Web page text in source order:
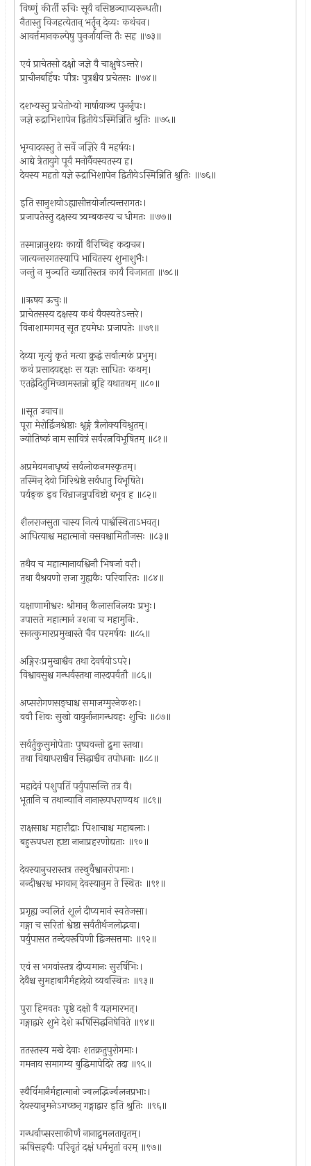
विष्णुं कीर्ती रुचिः सूर्यं वसिष्ठञ्चाप्यरून्धती।
नैतास्तु विजहत्येतान् भर्तॄन् देव्यः कथंचन।
आवर्त्तमानकल्पेषु पुनर्जायन्ति तैः सह ॥७३॥
एवं प्राचेतसो दक्षो जज्ञे वै चाक्षुषेऽन्तरे।
प्राचीनबर्हिषः पौत्रः पुत्रश्चैव प्रचेतसः ॥७४॥
दशभ्यस्तु प्रचेतोभ्यो मार्षायाञ्च पुनर्नृपः।
जज्ञे रुद्राभिशापेन द्वितीयेऽस्मिन्निति श्रुतिः ॥७५॥
भृग्वादयस्तु ते सर्वे जज्ञिरे वै महर्षयः।
आद्ये त्रेतायुगे पूर्वं मनोर्वैवस्वतस्य ह।
देवस्य महतो यज्ञे रुद्राभिशापेन द्वितीयेऽस्मिन्निति श्रुतिः ॥७६॥
इति सानुशयोऽह्यासीत्तयोर्जात्यन्तरागतः।
प्रजापतेस्तु दक्षस्य त्र्यम्बकस्य च धीमतः ॥७७॥
तस्मान्नानुशयः कार्यो वैरिष्विह कदाचन।
जात्यन्तरगतस्यापि भावितस्य शुभाशुभैः।
जन्तुं न मुञ्चति ख्यातिस्तत्र कार्यं विजानता ॥७८॥
॥ऋषय ऊचुः॥
प्राचेतसस्य दक्षस्य कथं वैवस्वतेऽन्तरे।
विनाशामगमत् सूत हयमेधः प्रजापतेः ॥७९॥
देव्या मृत्युं कृतं मत्वा क्रुद्धं सर्वात्मकं प्रभुम्।
कथं प्रसादयद्दक्षः स यज्ञः साधितः कथम्।
एतद्वेदितुमिच्छामस्तन्नो ब्रूहि यथातथम् ॥८०॥
॥सूत उवाच॥
पूरा मेरोर्द्विजश्रेष्ठाः श्रृङ्गं त्रैलोक्यविश्रुतम्।
ज्योतिष्कं नाम सावित्रं सर्वरत्नविभूषितम् ॥८१॥
अप्रमेयमनाधृष्यं सर्वलोकनमस्कृतम्।
तस्मिन् देवो गिरिश्रेष्ठे सर्वधातु विभूषिते।
पर्यङ्क इव विभ्राजन्नुपविष्टो बभूव ह ॥८२॥
शैलराजसुता चास्य नित्यं पार्श्वस्थिताऽभवत्।
आधित्याश्च महात्मानो वसवश्चामितौजसः ॥८३॥
तथैव च महात्मानावश्विनौ भिषजां वरौ।
तथा वैश्रवणो राजा गुह्यकैः परिवारितः ॥८४॥
यक्षाणामीश्वरः श्रीमान् कैलासनिलयः प्रभुः।
उपासते महात्मानं उशना च महामुनिः.
सनत्कुमारप्रमुखास्ते चैव परमर्षयः ॥८५॥
अङ्गिरःप्रमुखाश्चैव तथा देवर्षयोऽपरे।
विश्वावसुश्च गन्धर्वस्तथा नारदपर्वतौ ॥८६॥
अप्सरोगणसङ्घाश्च समाजग्मुरनेकशः।
ववौ शिवः सुखो वायुर्नानागन्धवहः शुचिः ॥८७॥
सर्वर्तुकुसुमोपेताः पुष्पवन्तो द्रुमा स्तथा।
तथा विद्याधराश्चैव सिद्धाश्चैव तपोधनाः ॥८८॥
महादेवं पशुपतिं पर्युपासन्ति तत्र वै।
भूतानि च तथान्यानि नानारूपधराण्यथ ॥८९॥
राक्षसाश्च महारौद्राः पिशाचाश्च महाबलाः।
बहुरूपधरा हृष्टा नानाप्रहरणोद्यताः ॥९०॥
देवस्यानुचरास्तत्र तस्थुर्वैश्वानरोपमाः।
नन्दीश्वरश्च भगवान् देवस्यानुम ते स्थितः ॥९१॥
प्रगृह्य ज्वलितं शूलं दीप्यमानं स्वतेजसा।
गङ्गा च सरितां श्वेष्ठा सर्वतीर्थजलोद्भवा।
पर्युपासत तन्देवरूपिणी द्विजसत्तमाः ॥९२॥
एवं स भगवांस्तत्र दीप्यमानः सुरर्षिभिः।
देवैश्च सुमहाबागैर्महादेवो व्यवस्थितः ॥९३॥
पुरा हिमवतः पृष्ठे दक्षो वै यज्ञमारभत्।
गङ्गाद्वारे शुभे देशे ऋषिसिद्धनिषेविते ॥९४॥
ततस्तस्य मखे देवाः शतक्रतुपुरोगमाः।
गमनाय समागम्य बुद्धिमापेदिरे तदा ॥९५॥
स्वैर्विमानैर्महात्मानो ज्वलद्भिर्ज्वलनप्रभाः।
देवस्यानुमनेऽगच्छन् गङ्गाद्वार इति श्रुतिः ॥९६॥
गन्धर्वाप्सरसाकीर्णं नानाद्रुमलतावृतम्।
ऋषिसङ्घैः परिवृतं दक्षं धर्मभृतां वरम् ॥९७॥